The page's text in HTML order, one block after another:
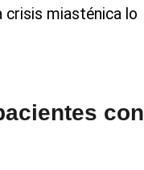
crisis miasténica lo
con